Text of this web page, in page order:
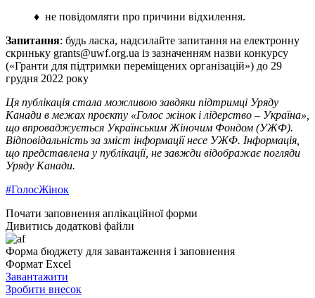
♦ не повідомляти про причини відхилення.
Запитання: будь ласка, надсилайте запитання на електронну
скриньку grants@uwf.org.ua із зазначенням назви конкурсу
(«Гранти для підтримки переміщених організацій») до 29
грудня 2022 року
Ця публікація стала можливою завдяки підтримці Уряду
Канади в межах проєкту «Голос жінок і лідерство – Україна»,
що впроваджується Українським Жіночим Фондом (УЖФ).
Відповідальність за зміст інформації несе УЖФ. Інформація,
що представлена у публікації, не завжди відображає погляди
Уряду Канади.
#ГолосЖінок
Почати заповнення аплікаційної форми
Дивитись додаткові файли
Форма бюджету для завантаження і заповнення
Формат Excel
Завантажити
Зробити внесок